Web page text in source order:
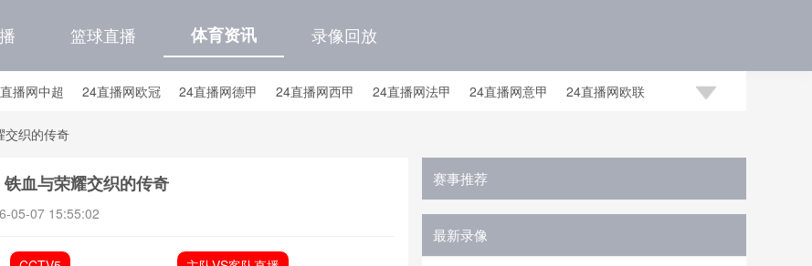
篮球直播 体育资讯 录像回放
播网中超 24直播网欧冠 24直播网德甲 24直播网西甲 24直播网法甲 24直播网意甲 24直播网欧联
24直播网中甲
网国足世预赛积分榜 24直播网国足世预赛大名单
交织的传奇
血与荣耀交织的传奇
05-07 15:55:02
赛事推荐
最新录像